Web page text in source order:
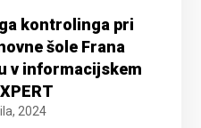
kontrolinga pri
šole Frana
v informacijskem
2024